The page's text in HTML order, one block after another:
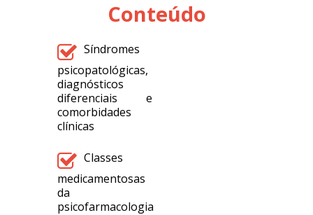
Conteúdo
Síndromes
psicopatológicas,
diagnósticos
diferenciais e
comorbidades
clínicas
Classes
medicamentosas
da
psicofarmacologia